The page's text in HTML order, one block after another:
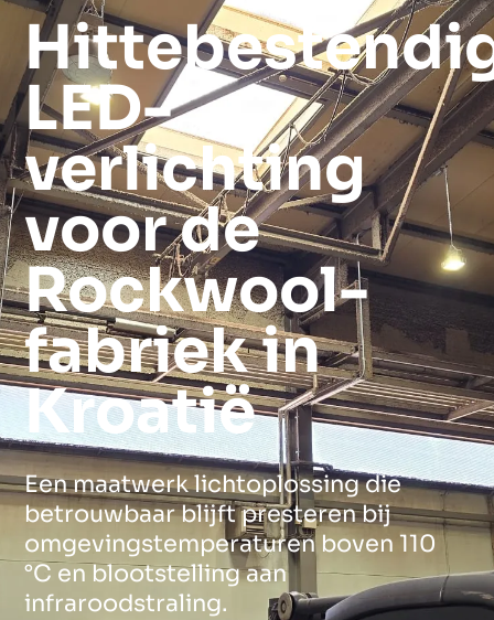
LED-
verlichting
voor de
Rockwool-
fabriek in
Kroatië
Een maatwerk lichtoplossing die
betrouwbaar blijft presteren bij
omgevingstemperaturen boven 110
°C en blootstelling aan
infraroodstraling.